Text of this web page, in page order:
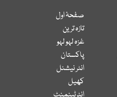
صفحۂ اول
تازہ ترین
غزہ لہو لہو
پاکستان
انٹر نیشنل
کھیل